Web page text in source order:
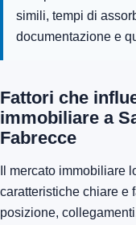
simili, tempi di
documentazione e
Fattori che
immobiliare a
Fabrecce
Il mercato immobiliare
caratteristiche chiare e
posizione,